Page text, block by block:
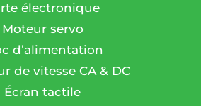
électronique
Moteur servo
d’alimentation
de vitesse CA & DC
Écran tactile